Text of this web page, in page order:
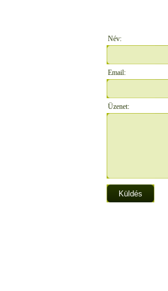
Név:
Email:
Üzenet: